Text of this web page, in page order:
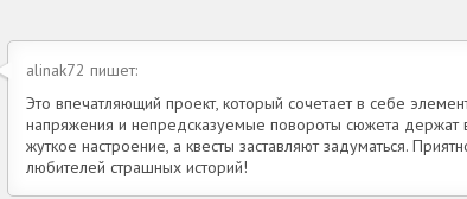
alinak72 пишет:
Это впечатляющий проект, который сочетает в себе
напряжения и непредсказуемые повороты сюжета держат
жуткое настроение, а квесты заставляют задуматься.
любителей страшных историй!